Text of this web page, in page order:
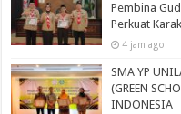
Pembina
Perkuat
4 jam ago
SMA YP
(GREEN
INDONESIA